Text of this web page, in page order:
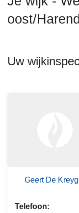
oost/
Uw
Geert De
Telefoon